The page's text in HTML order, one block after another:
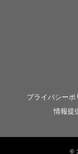
プライバシーポ
情報提
©